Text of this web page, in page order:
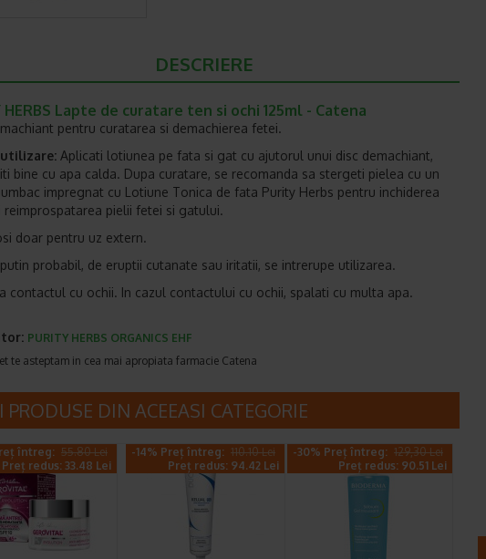
DESCRIERE
HERBS Lapte de curatare ten si ochi 125ml - Catena
pentru curatarea si demachierea fetei.
Aplicati lotiunea pe fata si gat cu ajutorul unui disc demachiant,
bine cu apa calda. Dupa curatare, se recomanda sa stergeti pielea cu un
impregnat cu Lotiune Tonica de fata Purity Herbs pentru inchiderea
reimprospatarea pielii fetei si gatului.
doar pentru uz extern.
probabil, de eruptii cutanate sau iritatii, se intrerupe utilizarea.
contactul cu ochii. In cazul contactului cu ochii, spalati cu multa apa.
PURITY HERBS ORGANICS EHF
te asteptam in cea mai apropiata farmacie Catena
PRODUSE DIN ACEEASI CATEGORIE
întreg: 55.80 Lei
Preț redus: 33.48 Lei
-14% Preț întreg: 110.10 Lei
Preț redus: 94.42 Lei
-30% Preț întreg: 129,30 Lei
Preț redus: 90.51 Lei